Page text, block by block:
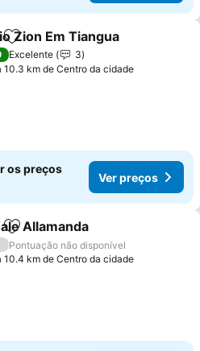
Adicionar aos favoritos
Zion Em Tiangua
Excelente
3
10.3 km de Centro da cidade
os preços
Ver preços
Adicionar aos favoritos
Allamanda
Pontuação não disponível
10.4 km de Centro da cidade